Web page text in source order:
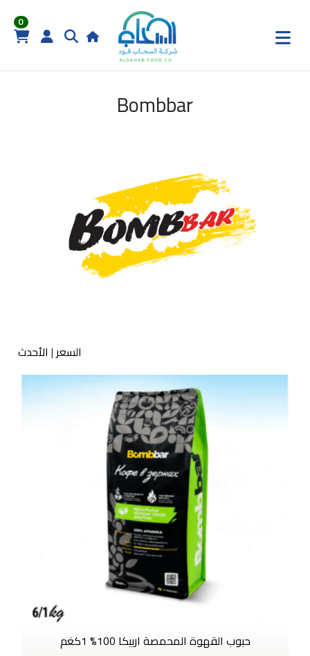
0
Bombbar
السعر | الأحدث
حبوب القهوة المحمصة اربيكا 100% 1كغم